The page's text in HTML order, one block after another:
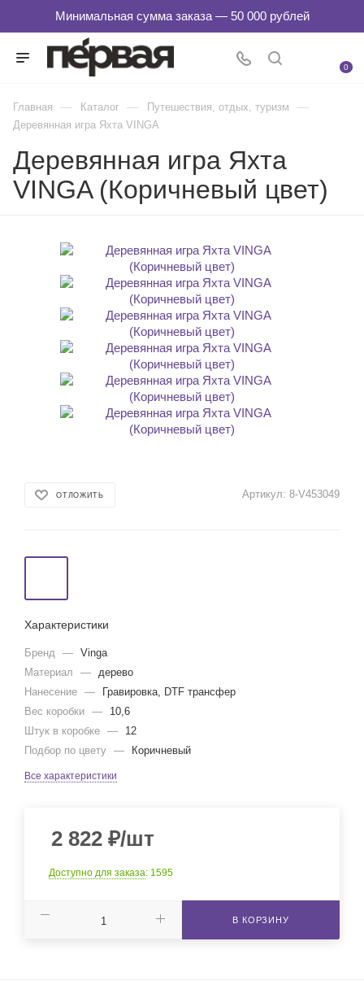
0
Главная — Каталог — Путешествия, отдых, туризм —
Деревянная игра Яхта VINGA
Деревянная игра Яхта
VINGA (Коричневый цвет)
ОТЛОЖИТЬ Артикул: 8-V453049
Характеристики
Бренд — Vinga
Материал
— дерево
Нанесение —
Гравировка, DTF трансфер
Вес коробки —
10,6
Штук в коробке —
12
Подбор по цвету — Коричневый
Все характеристики
2 822 ₽/шт
Доступно для заказа: 1595
В КОРЗИНУ